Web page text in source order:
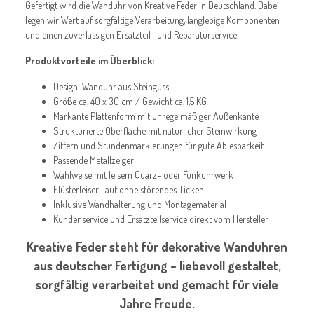
Gefertigt wird die Wanduhr von Kreative Feder in Deutschland. Dabei
legen wir Wert auf sorgfältige Verarbeitung, langlebige Komponenten
und einen zuverlässigen Ersatzteil- und Reparaturservice.
Produktvorteile im Überblick:
Design-Wanduhr aus Steinguss
Größe ca. 40 x 30 cm / Gewicht ca. 1,5 KG
Markante Plattenform mit unregelmäßiger Außenkante
Strukturierte Oberfläche mit natürlicher Steinwirkung
Ziffern und Stundenmarkierungen für gute Ablesbarkeit
Passende Metallzeiger
Wahlweise mit leisem Quarz- oder Funkuhrwerk
Flüsterleiser Lauf ohne störendes Ticken
Inklusive Wandhalterung und Montagematerial
Kundenservice und Ersatzteilservice direkt vom Hersteller
Kreative Feder steht für dekorative Wanduhren
aus deutscher Fertigung – liebevoll gestaltet,
sorgfältig verarbeitet und gemacht für viele
Jahre Freude.